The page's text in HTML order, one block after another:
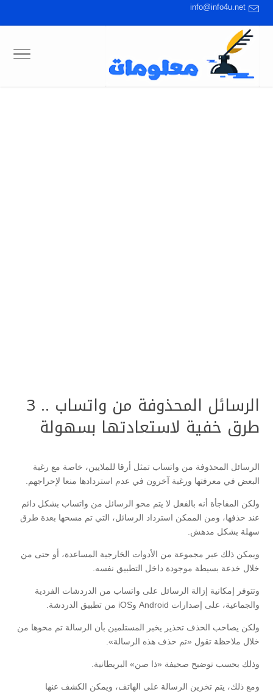
info@info4u.net
الرسائل المحذوفة من واتساب .. 3
طرق خفية لاستعادتها بسهولة
الرسائل المحذوفة من واتساب تمثل أرقا للملايين، خاصة مع رغبة
البعض في معرفتها ورغبة آخرون في عدم استردادها منعا لإحراجهم.
ولكن المفاجأة أنه بالفعل لا يتم محو الرسائل من واتساب بشكل دائم
عند حذفها، ومن الممكن استرداد الرسائل، التي تم مسحها بعدة طرق
سهلة بشكل مدهش.
ويمكن ذلك عبر مجموعة من الأدوات الخارجية المساعدة، أو حتى من
خلال خدعة بسيطة موجودة داخل التطبيق نفسه.
وتتوفر إمكانية إزالة الرسائل على واتساب من الدردشات الفردية
والجماعية، على إصدارات Android وiOS من تطبيق الدردشة.
ولكن يصاحب الحذف تحذير يخبر المستلمين بأن الرسالة تم محوها من
خلال ملاحظة تقول «تم حذف هذه الرسالة».
وذلك بحسب توضيح صحيفة «ذا صن» البريطانية.
ومع ذلك، يتم تخزين الرسالة على الهاتف، ويمكن الكشف عنها